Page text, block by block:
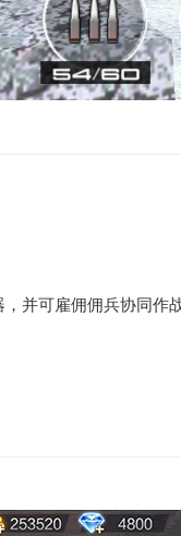
并可雇佣佣兵协同作